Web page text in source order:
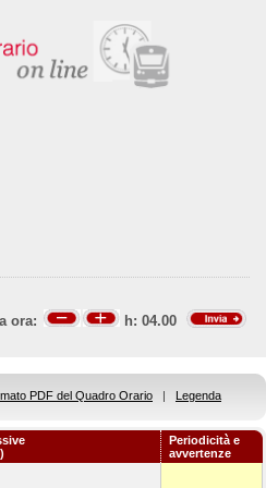
ora: h: 04.00
PDF del Quadro Orario | Legenda
Periodicità e
avvertenze